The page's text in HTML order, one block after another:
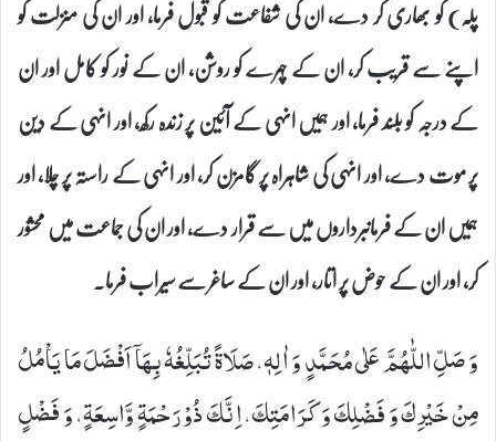
پلہ) کو بھاری کر دے، ان کی شفاعت کو قبول فرما، اور ان کی منزلت کو
اپنے سے قریب کر، ان کے چہرے کو روشن، ان کے نور کو کامل اور ان
کے درجہ کو بلند فرما، اور ہمیں انہی کے آئین پر زندہ رکھ، اور انہی کے دین
پر موت دے، اور انہی کی شاہراہ پر گامزن کر، اور انہی کے راستہ پر چلا، اور
ہمیں ان کے فرمانبرداروں میں سے قرار دے، اور ان کی جماعت میں محشور
کر، اور ان کے حوض پر اتار، اور ان کے ساغر سے سیراب فرما۔
وَ صَلِّ اللّٰهُمَّ عَلٰى مُحَمَّدٍ وَ اٰلِهٖ، صَلَاةً تُبَلِّغُهٗ بِهَاۤ اَفْضَلَ مَا یَاْمُلُ
مِنْ خَیْرِكَ وَ فَضْلِكَ وَ كَرَامَتِكَ، اِنَّكَ ذُوْ رَحْمَةٍ وَّاسِعَةٍ، وَ فَضْلٍ